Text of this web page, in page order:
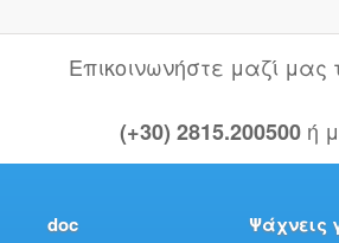
Επικοινωνήστε μαζί
(+30) 2815.200500 ή
doc Ψάχνεις